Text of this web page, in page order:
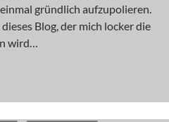
gründlich aufzupolieren.
Blog, der mich locker die
wird…
– und ein wenig weiser